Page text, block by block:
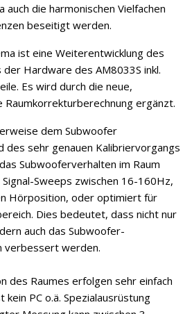
die harmonischen Vielfachen
beseitigt werden.
ist eine Weiterentwicklung des
Hardware des AM8033S inkl.
Es wird durch die neue,
ergänzt.
dem Subwoofer
des sehr genauen Kalibriervorgangs
Subwooferverhalten im Raum
Sweeps zwischen 16-160Hz,
Hörposition, oder optimiert für
Dies bedeutet, dass nicht nur
auch das Subwoofer-
verbessert werden.
des Raumes erfolgen sehr einfach
PC o.ä. Spezialausrüstung